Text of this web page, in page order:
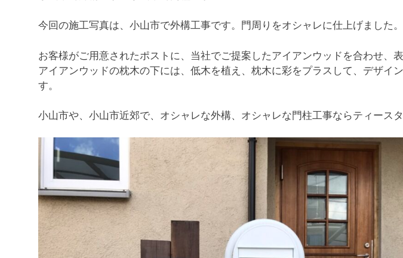
今回の施工写真は、小山市で外構工事です。門周りをオシャレに仕上げました。
お客様がご用意されたポストに、当社でご提案したアイアンウッドを合わせ、
アイアンウッドの枕木の下には、低木を植え、枕木に彩をプラスして、デザイ
す。
小山市や、小山市近郊で、オシャレな外構、オシャレな門柱工事ならティース